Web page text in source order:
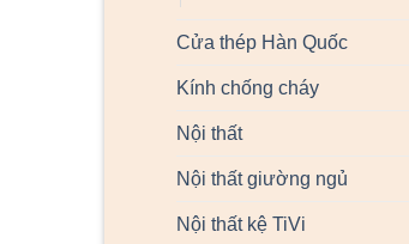
Cửa thép Hàn Quốc
Kính chống cháy
Nội thất
Nội thất giường ngủ
Nội thất kệ TiVi